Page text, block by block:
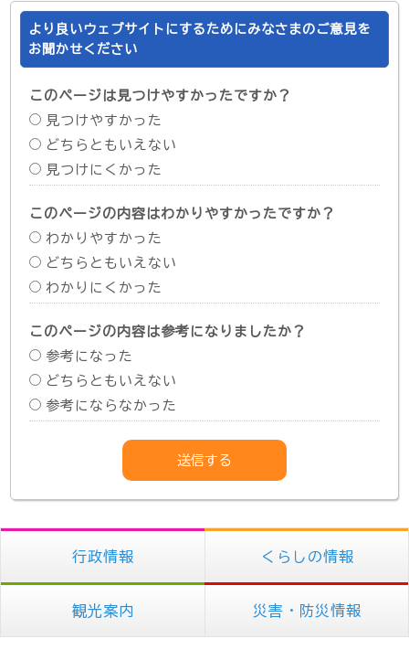
より良いウェブサイトにするためにみなさまのご意見を
お聞かせください
このページは見つけやすかったですか？
見つけやすかった
どちらともいえない
見つけにくかった
このページの内容はわかりやすかったですか？
わかりやすかった
どちらともいえない
わかりにくかった
このページの内容は参考になりましたか？
参考になった
どちらともいえない
参考にならなかった
行政情報 くらしの情報
観光案内 災害・防災情報